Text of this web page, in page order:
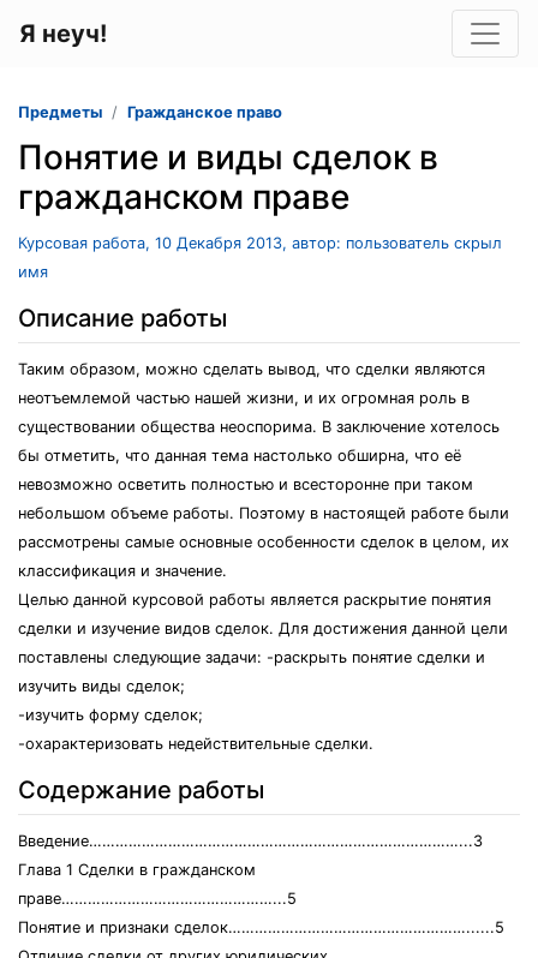
Я неуч!
Предметы Гражданское право
Понятие и виды сделок в
гражданском праве
Курсовая работа, 10 Декабря 2013, автор: пользователь скрыл
имя
Описание работы
Таким образом, можно сделать вывод, что сделки являются
неотъемлемой частью нашей жизни, и их огромная роль в
существовании общества неоспорима. В заключение хотелось
бы отметить, что данная тема настолько обширна, что её
невозможно осветить полностью и всесторонне при таком
небольшом объеме работы. Поэтому в настоящей работе были
рассмотрены самые основные особенности сделок в целом, их
классификация и значение.
Целью данной курсовой работы является раскрытие понятия
сделки и изучение видов сделок. Для достижения данной цели
поставлены следующие задачи: -раскрыть понятие сделки и
изучить виды сделок;
-изучить форму сделок;
-охарактеризовать недействительные сделки.
Содержание работы
Введение…………………………………………………………………………...3
Глава 1 Сделки в гражданском
праве…………………………………………...5
Понятие и признаки сделок………………………………………………......5